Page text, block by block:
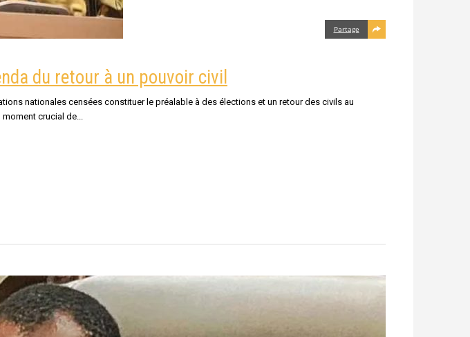
Partage
du retour à un pouvoir civil
nationales censées constituer le préalable à des élections et un retour des civils au
crucial de